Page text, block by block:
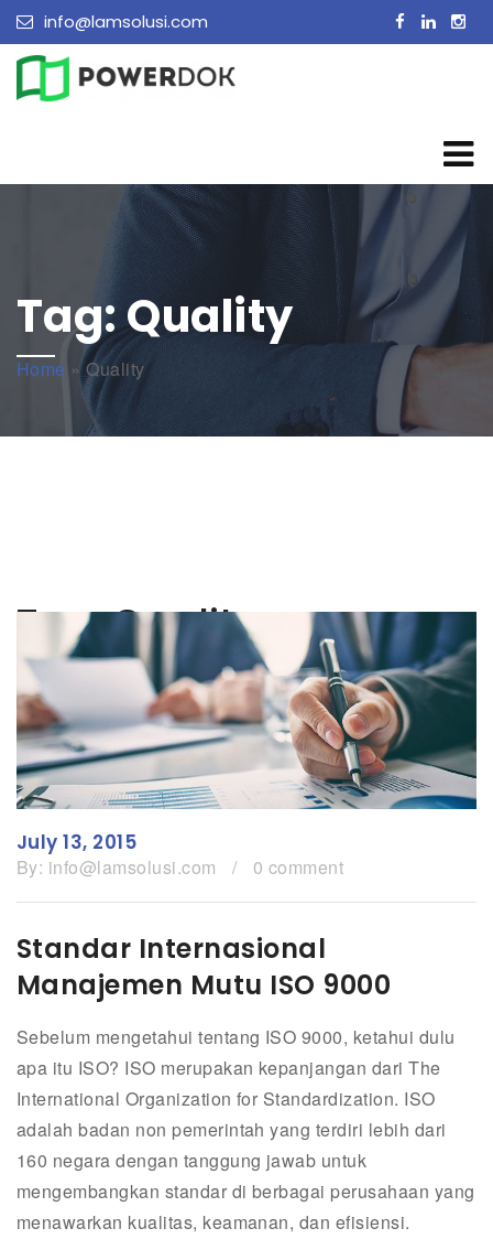
info@lamsolusi.com
Tag:Quality
Home »Quality
Tag:Quality
July 13, 2015
By: info@lamsolusi.com / 0 comment
Standar Internasional
Manajemen Mutu ISO 9000
Sebelum mengetahui tentang ISO 9000, ketahui dulu
apa itu ISO? ISO merupakan kepanjangan dari The
International Organization for Standardization. ISO
adalah badan non pemerintah yang terdiri lebih dari
160 negara dengan tanggung jawab untuk
mengembangkan standar di berbagai perusahaan yang
menawarkan kualitas, keamanan, dan efisiensi.